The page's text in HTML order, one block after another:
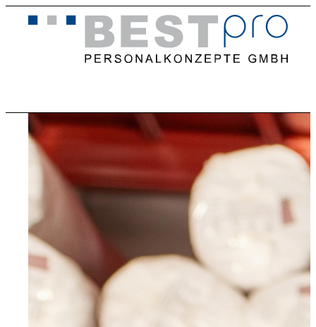
Home
Stellenangebote